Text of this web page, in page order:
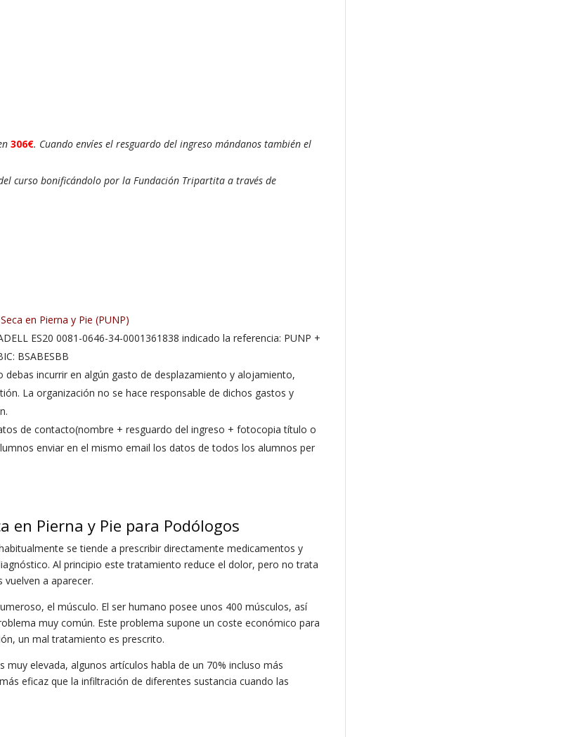
306€. Cuando envíes el resguardo del ingreso mándanos también el
curso bonificándolo por la Fundación Tripartita a través de
en Pierna y Pie (PUNP)
ES20 0081-0646-34-0001361838 indicado la referencia: PUNP +
BSABESBB
debas incurrir en algún gasto de desplazamiento y alojamiento,
La organización no se hace responsable de dichos gastos y
de contacto(nombre + resguardo del ingreso + fotocopia título o
enviar en el mismo email los datos de todos los alumnos per
en Pierna y Pie para Podólogos
se tiende a prescribir directamente medicamentos y
Al principio este tratamiento reduce el dolor, pero no trata
a aparecer.
el músculo. El ser humano posee unos 400 músculos, así
muy común. Este problema supone un coste económico para
un mal tratamiento es prescrito.
elevada, algunos artículos habla de un 70% incluso más
eficaz que la infiltración de diferentes sustancia cuando las